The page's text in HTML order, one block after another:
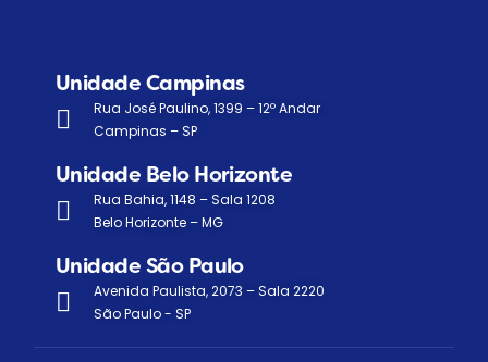
Unidade Campinas
Rua José Paulino, 1399 – 12º Andar
Campinas – SP
Unidade Belo Horizonte
Rua Bahia, 1148 – Sala 1208
Belo Horizonte – MG
Unidade São Paulo
Avenida Paulista, 2073 – Sala 2220
São Paulo - SP